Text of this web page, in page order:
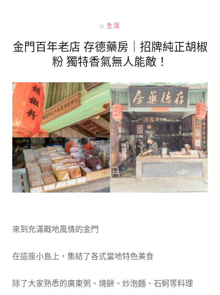
In 生活
金門百年老店 存德藥房｜招牌純正胡椒
粉 獨特香氣無人能敵！
來到充滿戰地風情的金門
在這座小島上，集結了各式當地特色美食
除了大家熟悉的廣東粥、燒餅、炒泡麵、石蚵等料理